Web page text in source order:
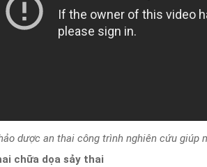
dược an thai công trình nghiên cứu giúp
chữa dọa sảy thai